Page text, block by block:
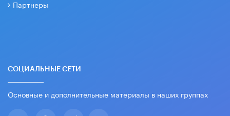
Партнеры
СОЦИАЛЬНЫЕ СЕТИ
Основные и дополнительные материалы в наших группах